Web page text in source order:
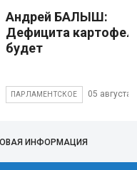
Андрей БАЛЫШ:
Дефицита
будет
ПАРЛАМЕНТСКОЕ 05 августа
ИНФОРМАЦИЯ